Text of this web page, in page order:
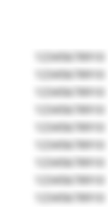
12345678910
12345678910
12345678910
12345678910
12345678910
12345678910
12345678910
12345678910
12345678910